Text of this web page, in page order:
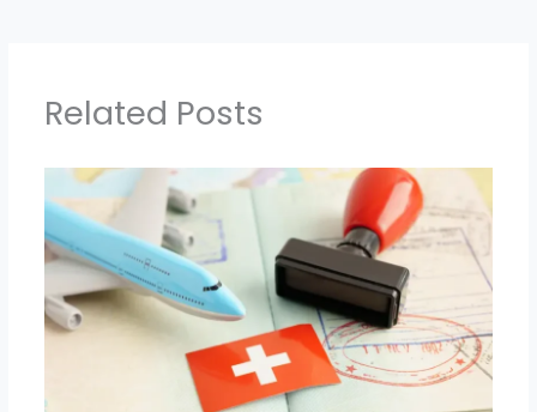
Related Posts